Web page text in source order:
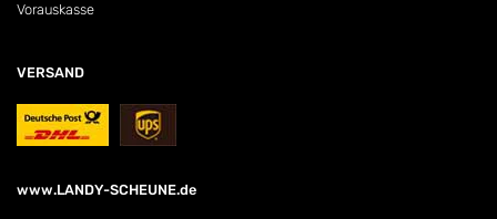
Vorauskasse
VERSAND
www.LANDY-SCHEUNE.de